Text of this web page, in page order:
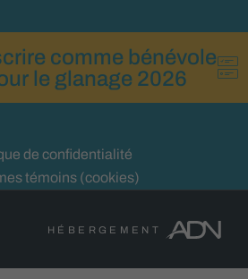
comme bénévole
le glanage 2026
de confidentialité
témoins (cookies)
HÉBERGEMENT